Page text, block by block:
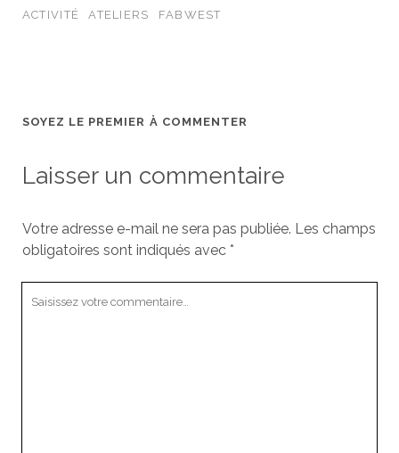
ACTIVITÉ
ATELIERS FABWEST
SOYEZ LE PREMIER À COMMENTER
Laisser un commentaire
Votre adresse e-mail ne sera pas publiée. Les champs
obligatoires sont indiqués avec *